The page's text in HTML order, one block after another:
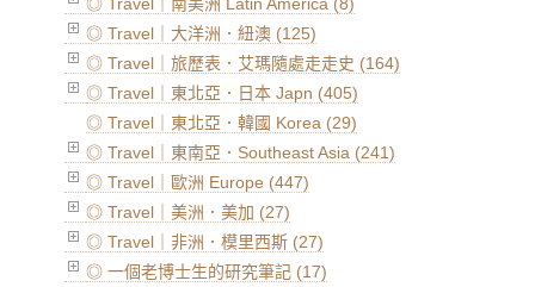
◎ Travel｜大洋洲．紐澳 (125)
◎ Travel｜旅歷表．艾瑪隨處走走史 (164)
◎ Travel｜東北亞．日本 Japn (405)
◎ Travel｜東北亞．韓國 Korea (29)
◎ Travel｜東南亞．Southeast Asia (241)
◎ Travel｜歐洲 Europe (447)
◎ Travel｜美洲．美加 (27)
◎ Travel｜非洲．模里西斯 (27)
◎ 一個老博士生的研究筆記 (17)